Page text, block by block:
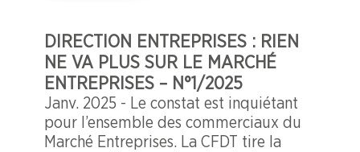
DIRECTION ENTREPRISES : RIEN
NE VA PLUS SUR LE MARCHÉ
ENTREPRISES – N°1/2025
Janv. 2025 - Le constat est inquiétant
pour l’ensemble des commerciaux du
Marché Entreprises. La CFDT tire la